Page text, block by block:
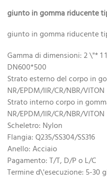
giunto in gomma riducente
giunto in gomma riducente
Gamma di dimensioni: 2 \"*
DN600*500
Strato esterno del corpo in
NR/EPDM/IIR/CR/NBR/VITON
Strato interno corpo in
NR/EPDM/IIR/CR/NBR/VITON
Scheletro: Nylon
Flangia: Q235/SS304/SS316
Anello: Acciaio
Pagamento: T/T, D/P o L/C
Termine d\'esecuzione: 5-30